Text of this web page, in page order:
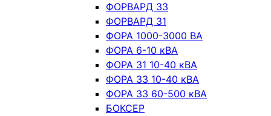
ФОРВАРД 33
ФОРВАРД 31
ФОРА 1000-3000 ВА
ФОРА 6-10 кВА
ФОРА 31 10-40 кВА
ФОРА 33 10-40 кВА
ФОРА 33 60-500 кВА
БОКСЕР